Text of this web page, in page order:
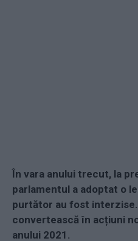
În vara anului trecut, la
parlamentul a adoptat o
purtător au fost
convertească în acțiuni
anului 2021.